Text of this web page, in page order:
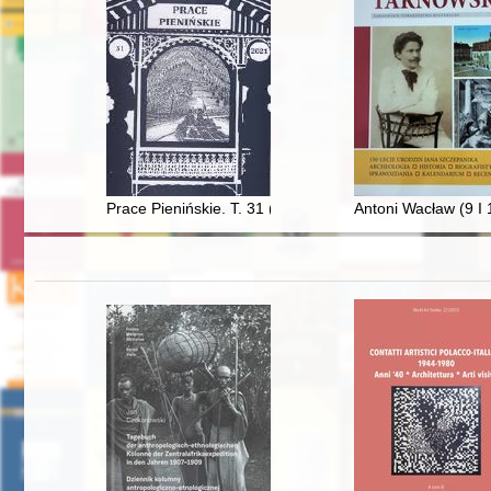
Prace Pienińskie. T. 31 (2021) Antoni Wacław (9